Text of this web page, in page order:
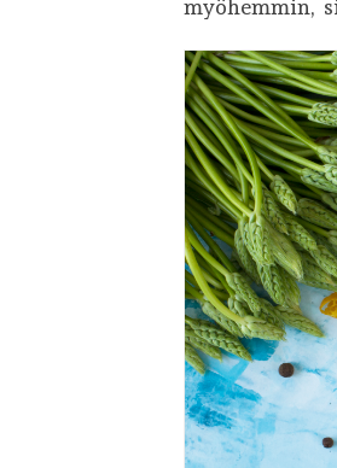
myöhemmin,